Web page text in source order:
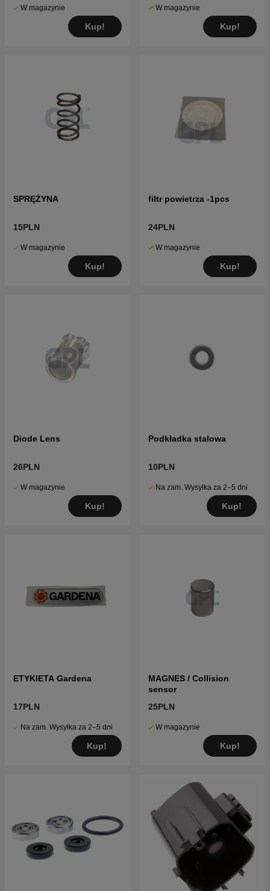
W magazynie
Kup!
W magazynie
Kup!
SPRĘŻYNA
15PLN
W magazynie
Kup!
filtr powietrza -1pcs
24PLN
W magazynie
Kup!
Diode Lens
26PLN
W magazynie
Kup!
Podkładka stalowa
10PLN
Na zam. Wysyłka za 2–5 dni
Kup!
ETYKIETA Gardena
17PLN
Na zam. Wysyłka za 2–5 dni
Kup!
MAGNES / Collision
sensor
25PLN
W magazynie
Kup!